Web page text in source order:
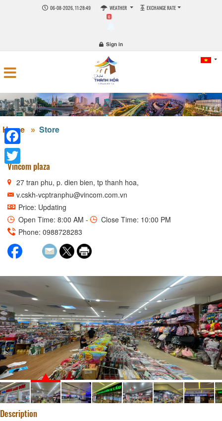
06-08-2026, 11:28:49 WEATHER EXCHANGE RATE
0
Sign in
Home Store
Vincom plaza
27 tran phu, p. dien bien, tp thanh hoa,
v.cskh-vcptranphu@vincom.com.vn
Price: Updating
Open Time: 8:00 AM -
Close Time: 10:00 PM
Phone: 0988728283
Description
Facebook
Twitter